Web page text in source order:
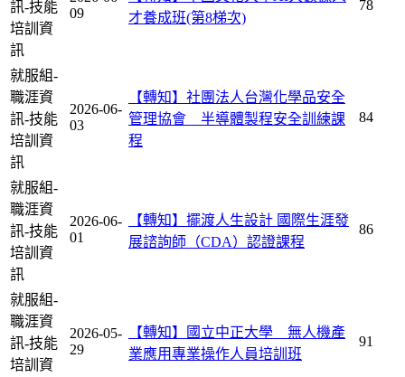
訊-技能
培訓資
訊
09
才養成班(第8梯次)
78
就服組-
職涯資
訊-技能
培訓資
訊
2026-06-
03
【轉知】社團法人台灣化學品安全
管理協會 半導體製程安全訓練課
程
84
就服組-
職涯資
訊-技能
培訓資
訊
2026-06-
01
【轉知】擺渡人生設計 國際生涯發
展諮詢師（CDA）認證課程
86
就服組-
職涯資
訊-技能
培訓資
2026-05-
29
【轉知】國立中正大學 無人機產
業應用專業操作人員培訓班
91